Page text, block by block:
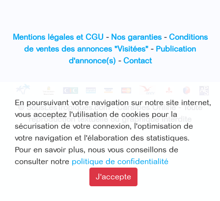
Mentions légales et CGU - Nos garanties- Conditions
de ventes des annonces "Visitées" - Publication
d'annonce(s) - Contact
© SousLesTropiques.com - Caraïbes Online - Toute
reproduction textuelle ou graphique interdite
En poursuivant votre navigation sur notre site internet,
vous acceptez l'utilisation de cookies pour la
sécurisation de votre connexion, l'optimisation de
votre navigation et l'élaboration des statistiques.
Pour en savoir plus, nous vous conseillons de
consulter notre politique de confidentialité
J'accepte